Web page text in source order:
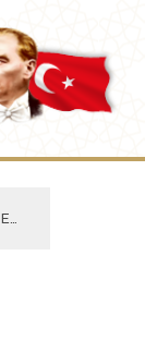
Enerji Verimliliği Forumu ve Fuarı